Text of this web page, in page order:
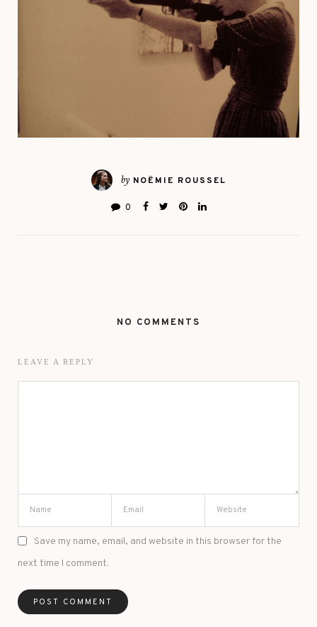
by NOËMIE ROUSSEL
0
NO COMMENTS
LEAVE A REPLY
Save my name, email, and website in this browser for the
next time I comment.